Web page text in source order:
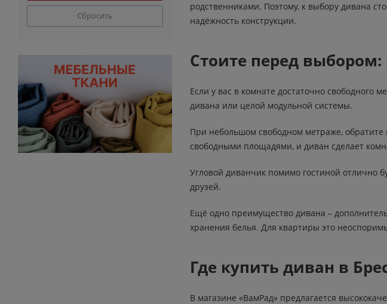
родственниками. Поэтому, к выбору дивана
надёжность конструкции.
Стоите перед
Если у вас в комнате достаточно свободного
дивана или целой модульной системы.
При небольшом свободном метраже,
свободными площадями, и диван сделает
Угловой диванчик помимо гостиной отлично
друзей.
Ещё одно преимущество дивана –
хранения белья. Для квартиры это
Где купить диван в
В магазине «ВамРад» предлагается
Сбросить